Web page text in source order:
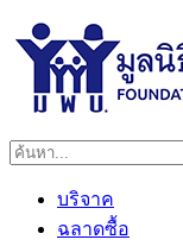
บริจาค
ฉลาดซื้อ